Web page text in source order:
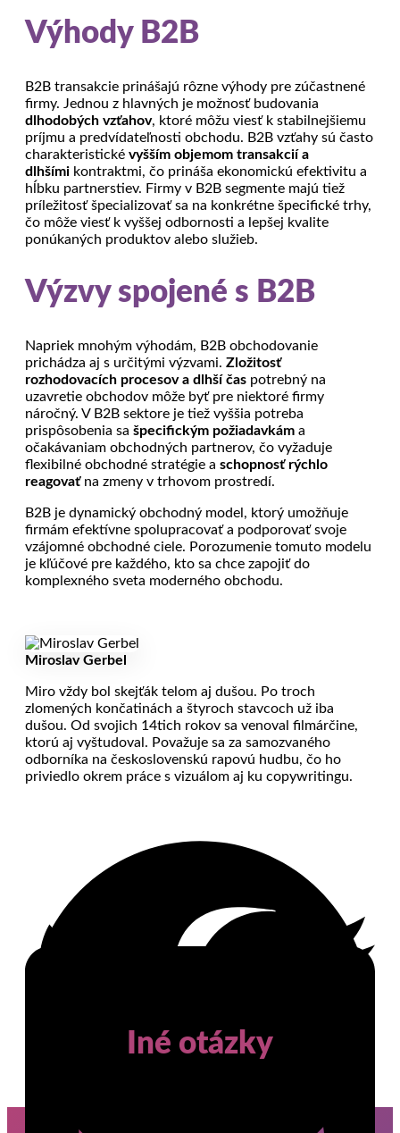
Výhody B2B
B2B transakcie prinášajú rôzne výhody pre zúčastnené
firmy. Jednou z hlavných je možnosť budovania
dlhodobých vzťahov, ktoré môžu viesť k stabilnejšiemu
príjmu a predvídateľnosti obchodu. B2B vzťahy sú často
charakteristické vyšším objemom transakcií a
dlhšími kontraktmi, čo prináša ekonomickú efektivitu a
hĺbku partnerstiev. Firmy v B2B segmente majú tiež
príležitosť špecializovať sa na konkrétne špecifické trhy,
čo môže viesť k vyššej odbornosti a lepšej kvalite
ponúkaných produktov alebo služieb.
Výzvy spojené s B2B
Napriek mnohým výhodám, B2B obchodovanie
prichádza aj s určitými výzvami. Zložitosť
rozhodovacích procesov a dlhší čas potrebný na
uzavretie obchodov môže byť pre niektoré firmy
náročný. V B2B sektore je tiež vyššia potreba
prispôsobenia sa špecifickým požiadavkám a
očakávaniam obchodných partnerov, čo vyžaduje
flexibilné obchodné stratégie a schopnosť rýchlo
reagovaťna zmeny v trhovom prostredí.
B2B je dynamický obchodný model, ktorý umožňuje
firmám efektívne spolupracovať a podporovať svoje
vzájomné obchodné ciele. Porozumenie tomuto modelu
je kľúčové pre každého, kto sa chce zapojiť do
komplexného sveta moderného obchodu.
Miroslav Gerbel
Miro vždy bol skejťák telom aj dušou. Po troch
zlomených končatinách a štyroch stavcoch už iba
dušou. Od svojich 14tich rokov sa venoval filmárčine,
ktorú aj vyštudoval. Považuje sa za samozvaného
odborníka na československú rapovú hudbu, čo ho
priviedlo okrem práce s vizuálom aj ku copywritingu.
Iné otázky